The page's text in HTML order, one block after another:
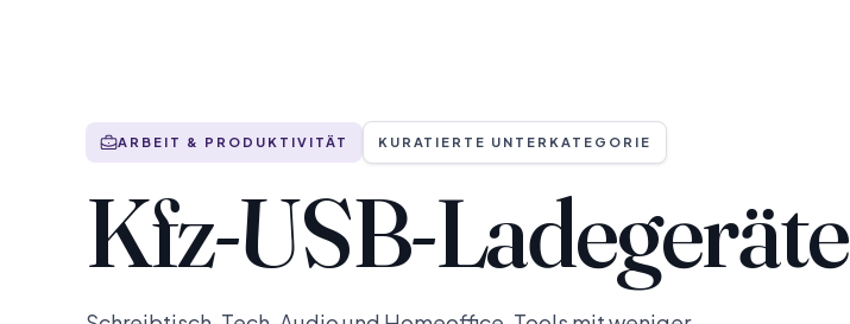
ARBEIT & PRODUKTIVITÄT KURATIERTE UNTERKATEGORIE
Kfz-USB-Ladegeräte